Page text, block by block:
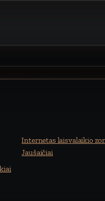
Internetas laisvalaikio
Jaušaičiai